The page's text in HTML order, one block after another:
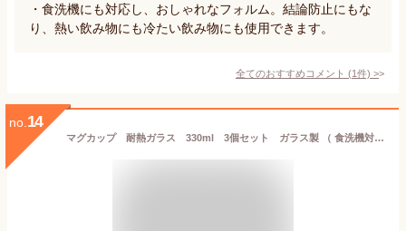
・食洗機にも対応し、おしゃれなフォルム。結論防止にもな
り、熱い飲み物にも冷たい飲み物にも使用できます。
全てのおすすめコメント (1件) >
no. 14
マグカップ 耐熱ガラス 330ml 3個セット ガラス製 （ 食洗機対応 ガラスマグ ガラスコップ ガラス食器 耐熱マグカップ コップ ） 【3980円以上送料無料】